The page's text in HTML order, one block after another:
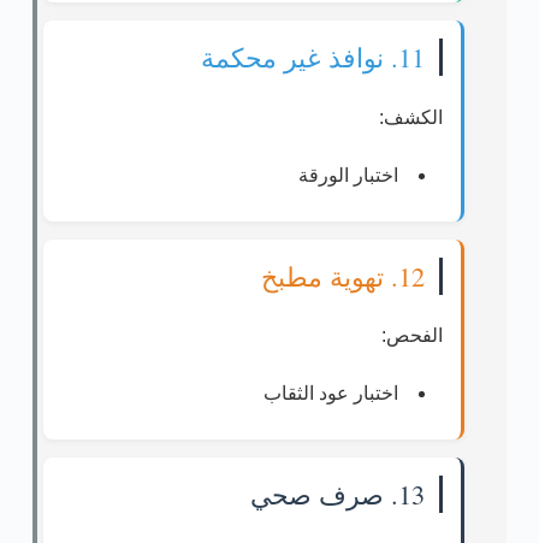
11. نوافذ غير محكمة
الكشف:
اختبار الورقة
12. تهوية مطبخ
الفحص:
اختبار عود الثقاب
13. صرف صحي